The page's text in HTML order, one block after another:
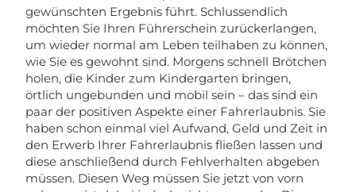
gewünschten Ergebnis führt. Schlussendlich
möchten Sie Ihren Führerschein zurückerlangen,
um wieder normal am Leben teilhaben zu können,
wie Sie es gewohnt sind. Morgens schnell Brötchen
holen, die Kinder zum Kindergarten bringen,
örtlich ungebunden und mobil sein – das sind ein
paar der positiven Aspekte einer Fahrerlaubnis. Sie
haben schon einmal viel Aufwand, Geld und Zeit in
den Erwerb Ihrer Fahrerlaubnis fließen lassen und
diese anschließend durch Fehlverhalten abgeben
müssen. Diesen Weg müssen Sie jetzt von vorn